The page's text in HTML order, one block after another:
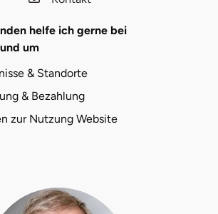
helfe ich gerne bei
um
& Standorte
& Bezahlung
zur Nutzung Website